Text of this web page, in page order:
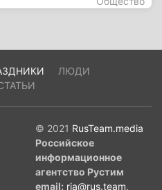
ЛЮДИ
© 2021 RusTeam.media
Российское
информационное
агентство Рустим
email: ria@rus.team.